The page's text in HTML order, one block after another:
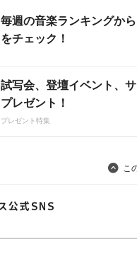
毎週の音楽ランキングか
をチェック！
試写会、登壇イベント、
プレゼント！
プレゼント特集
こ